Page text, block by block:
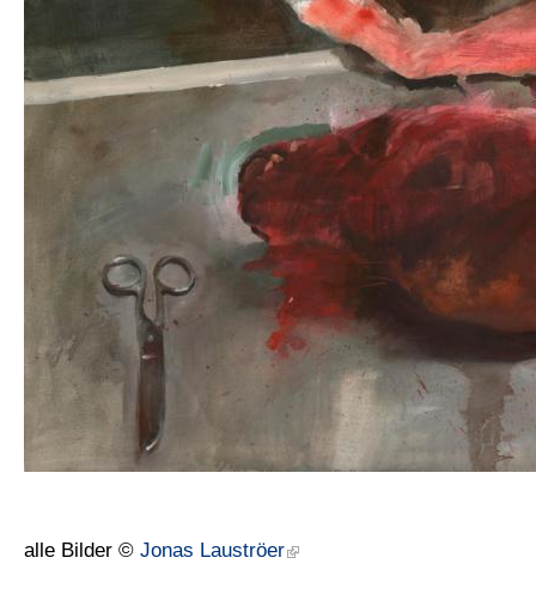
alle Bilder © Jonas Lauströer